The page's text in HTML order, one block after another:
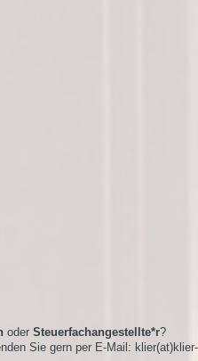
oder Steuerfachangestellte*r?
Sie gern per E-Mail: